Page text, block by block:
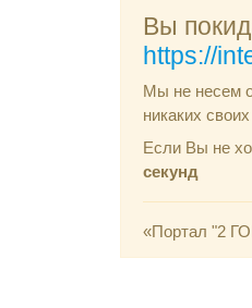
Вы
https://
Мы не несем
никаких
Если Вы не
секунд
«Портал "2